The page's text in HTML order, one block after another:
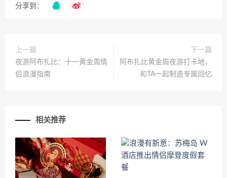
分享到：
上一篇
夜游阿布扎比：十一黄金周情
侣浪漫指南
下一篇
阿布扎比黄金周夜游打卡地，
和TA一起制造专属回忆
相关推荐